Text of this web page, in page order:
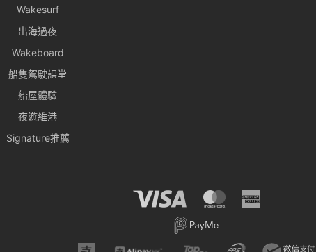
Wakesurf
出海過夜
Wakeboard
船隻駕駛課堂
船屋體驗
夜遊維港
Signature推薦